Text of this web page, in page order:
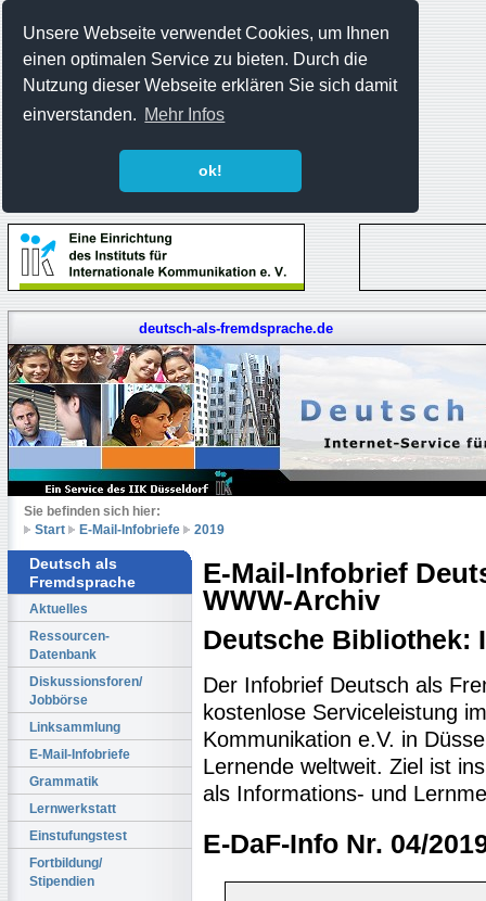
Unsere Webseite verwendet Cookies, um Ihnen
einen optimalen Service zu bieten. Durch die
Nutzung dieser Webseite erklären Sie sich damit
einverstanden. Mehr Infos
ok!
deutsch-als-fremdsprache.de
Sie befinden sich hier:
Start
E-Mail-Infobriefe 2019
Deutsch als
Fremdsprache
Aktuelles
Ressourcen-
Datenbank
Diskussionsforen/
Jobbörse
Linksammlung
E-Mail-Infobriefe
Grammatik
Lernwerkstatt
Einstufungstest
Fortbildung/
Stipendien
E-Mail-Infobrief
WWW-Archiv
Deutsche Bibliothek:
Der Infobrief Deutsch als
kostenlose Serviceleistung
Kommunikation e.V. in
Lernende weltweit. Ziel ist
als Informations- und
E-DaF-Info Nr. 04/